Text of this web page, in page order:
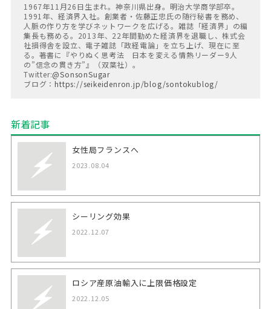
1967年11月26日生まれ。神奈川県出身。明治大学商学部卒。
1991年、経済界入社。創業者・佐藤正忠氏の随行秘書を務め、
人脈の作り方を学びネットワークを広げる。雑誌「経済界」の編
集長も務める。2013年、22年間勤めた経済界を退職し、株式会
社損得舎を設立、電子雑誌「政経電論」を立ち上げ、現在に至
る。著書に『やりぬく思考法 日本を変える情熱リーダー9人
の”信念の貫き方”』（双葉社）。
Twitter:@SonsonSugar
ブログ： https://seikeidenron.jp/blog/sontokublog/
新着記事︎
女性局フランスへ
2023.08.04
シーリング効果
2022.12.07
ロシア産原油輸入に上限価格設定
2022.12.05